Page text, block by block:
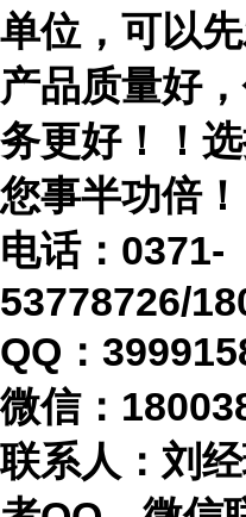
单位，可以
产品质量好
务更好！！
您事半功倍！
电话： 0371-
53778726/
QQ：
微信：
联系人：刘